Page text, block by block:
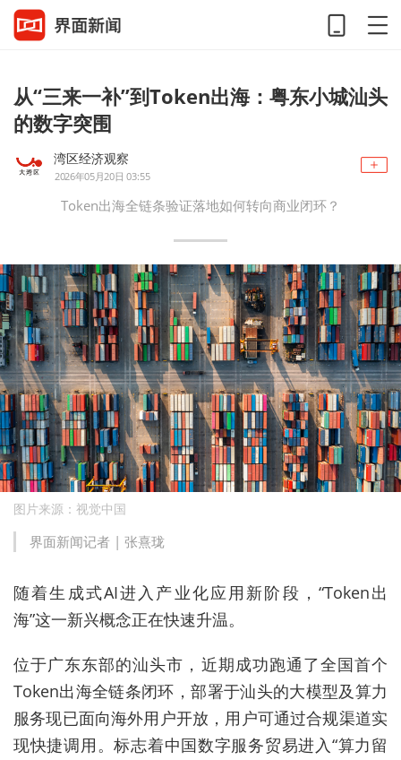
从“三来一补”到Token出海：粤东小城汕头
的数字突围
湾区经济观察
2026年05月20日 03:55
Token出海全链条验证落地如何转向商业闭环？
图片来源：视觉中国
界面新闻记者 | 张熹珑
随着生成式AI进入产业化应用新阶段，“Token出
海”这一新兴概念正在快速升温。
位于广东东部的汕头市，近期成功跑通了全国首个
Token出海全链条闭环，部署于汕头的大模型及算力
服务现已面向海外用户开放，用户可通过合规渠道实
现快捷调用。标志着中国数字服务贸易进入“算力留